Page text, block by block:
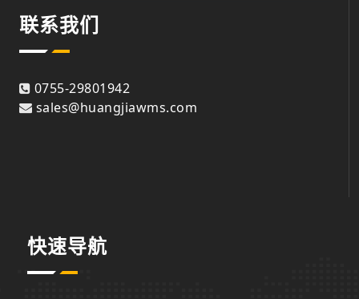
联系我们
0755-29801942
sales@huangjiawms.com
快速导航